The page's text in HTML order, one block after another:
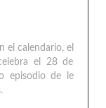
el calendario, el
el 28 de
episodio de le